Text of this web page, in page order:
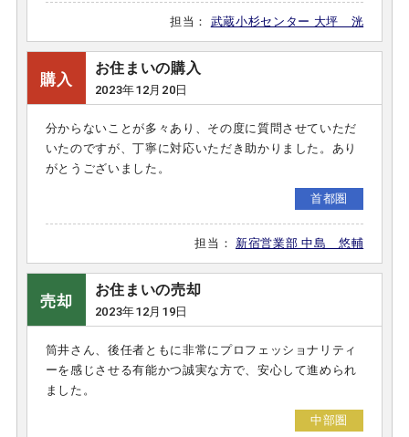
担当： 武蔵小杉センター 大坪 洸
購入
お住まいの購入
2023年12月20日
分からないことが多々あり、その度に質問させていただ
いたのですが、丁寧に対応いただき助かりました。あり
がとうございました。
首都圏
担当： 新宿営業部 中島 悠輔
売却
お住まいの売却
2023年12月19日
筒井さん、後任者ともに非常にプロフェッショナリティ
ーを感じさせる有能かつ誠実な方で、安心して進められ
ました。
中部圏